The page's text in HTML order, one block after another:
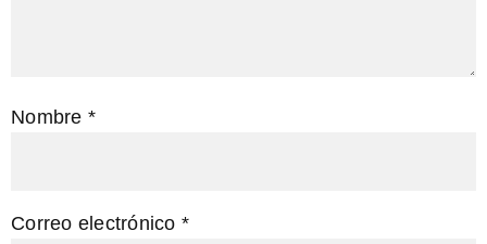
Nombre *
Correo electrónico *